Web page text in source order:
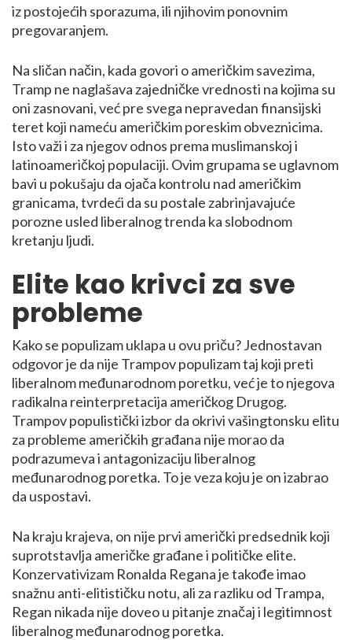
iz postojećih sporazuma, ili njihovim ponovnim
pregovaranjem.
Na sličan način, kada govori o američkim savezima,
Tramp ne naglašava zajedničke vrednosti na kojima su
oni zasnovani, već pre svega nepravedan finansijski
teret koji nameću američkim poreskim obveznicima.
Isto važi i za njegov odnos prema muslimanskoj i
latinoameričkoj populaciji. Ovim grupama se uglavnom
bavi u pokušaju da ojača kontrolu nad američkim
granicama, tvrdeći da su postale zabrinjavajuće
porozne usled liberalnog trenda ka slobodnom
kretanju ljudi.
Elite kao krivci za sve
probleme
Kako se populizam uklapa u ovu priču? Jednostavan
odgovor je da nije Trampov populizam taj koji preti
liberalnom međunarodnom poretku, već je to njegova
radikalna reinterpretacija američkog Drugog.
Trampov populistički izbor da okrivi vašingtonsku elitu
za probleme američkih građana nije morao da
podrazumeva i antagonizaciju liberalnog
međunarodnog poretka. To je veza koju je on izabrao
da uspostavi.
Na kraju krajeva, on nije prvi američki predsednik koji
suprotstavlja američke građane i političke elite.
Konzervativizam Ronalda Regana je takođe imao
snažnu anti-elitističku notu, ali za razliku od Trampa,
Regan nikada nije doveo u pitanje značaj i legitimnost
liberalnog međunarodnog poretka.